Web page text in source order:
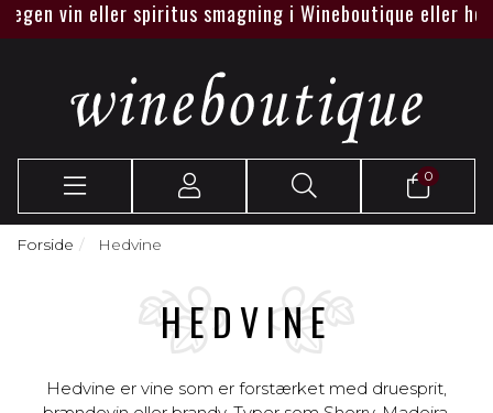
eller spiritus smagning i Wineboutique eller hos jer.
0
Forside Hedvine
HEDVINE
Hedvine er vine som er forstærket med druesprit,